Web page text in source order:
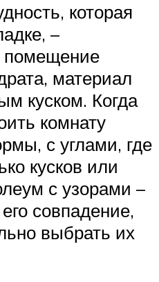
которая
–
помещение
материал
куском. Когда
комнату
с углами, где
кусков или
с узорами –
совпадение,
выбрать их